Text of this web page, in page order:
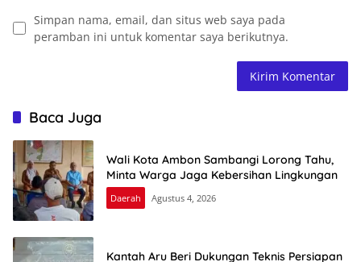
Simpan nama, email, dan situs web saya pada
peramban ini untuk komentar saya berikutnya.
Baca Juga
Wali Kota Ambon Sambangi Lorong Tahu,
Minta Warga Jaga Kebersihan Lingkungan
Daerah Agustus 4, 2026
Kantah Aru Beri Dukungan Teknis Persiapan